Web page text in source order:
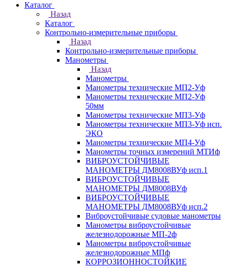
Каталог
Назад
Каталог
Контрольно-измерительные приборы
Назад
Контрольно-измерительные приборы
Манометры
Назад
Манометры
Манометры технические МП2-Уф
Манометры технические МП2-Уф
50мм
Манометры технические МП3-Уф
Манометры технические МП3-Уф исп.
ЭКО
Манометры технические МП4-Уф
Манометры точных измерений МТИф
ВИБРОУСТОЙЧИВЫЕ
МАНОМЕТРЫ ДМ8008ВУф исп.1
ВИБРОУСТОЙЧИВЫЕ
МАНОМЕТРЫ ДМ8008ВУф
ВИБРОУСТОЙЧИВЫЕ
МАНОМЕТРЫ ДМ8008ВУф исп.2
Виброустойчивые судовые манометры
Манометры виброустойчивые
железнодорожные МП-2ф
Манометры виброустойчивые
железнодорожные МПф
КОРРОЗИОННОСТОЙКИЕ